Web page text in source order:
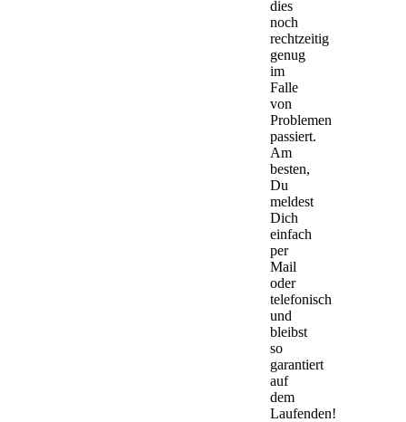
dies
noch
rechtzeitig
genug
im
Falle
von
Problemen
passiert.
Am
besten,
Du
meldest
Dich
einfach
per
Mail
oder
telefonisch
und
bleibst
so
garantiert
auf
dem
Laufenden!